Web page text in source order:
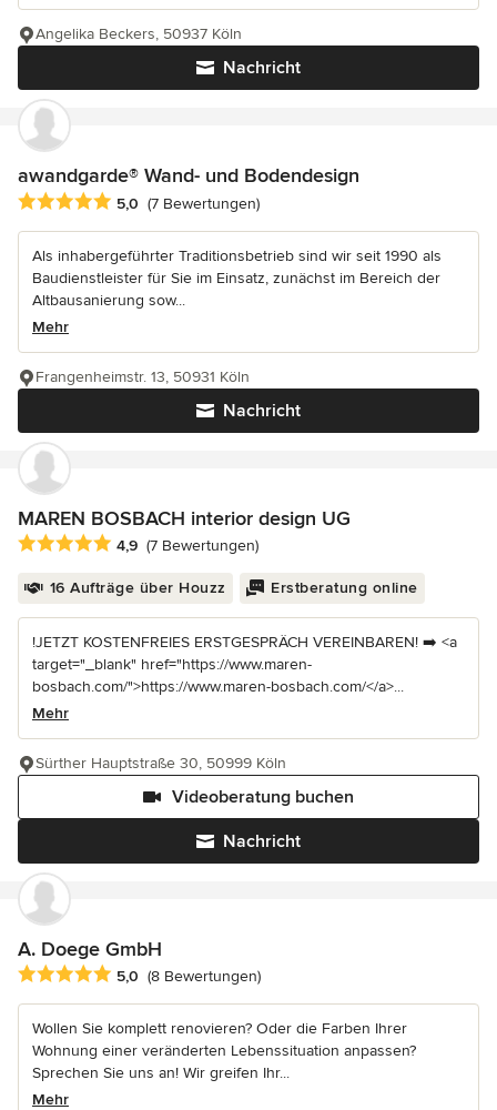
Nachricht
Angelika Beckers, 50937 Köln
awandgarde® Wand- und Bodendesign
Durchschnittliche Bewertung: 5 von 5 Sternen
5,0 (7 Bewertungen)
Als inhabergeführter Traditionsbetrieb sind wir seit 1990 als
Baudienstleister für Sie im Einsatz, zunächst im Bereich der
Altbausanierung sow...
Mehr
Nachricht
Frangenheimstr. 13, 50931 Köln
MAREN BOSBACH interior design UG
Durchschnittliche Bewertung: 4.9 von 5 Sternen
4,9 (7 Bewertungen)
16 Aufträge über Houzz Erstberatung online
!JETZT KOSTENFREIES ERSTGESPRÄCH VEREINBAREN! ➡️ <a
target="_blank" href="https://www.maren-
bosbach.com/">https://www.maren-bosbach.com/</a>...
Mehr
Nachricht
Videoberatung buchen
Sürther Hauptstraße 30, 50999 Köln
A. Doege GmbH
Durchschnittliche Bewertung: 5 von 5 Sternen
5,0 (8 Bewertungen)
Wollen Sie komplett renovieren? Oder die Farben Ihrer
Wohnung einer veränderten Lebenssituation anpassen?
Sprechen Sie uns an! Wir greifen Ihr...
Mehr